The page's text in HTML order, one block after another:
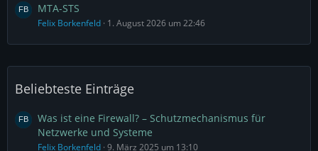
MTA-STS
Felix Borkenfeld 1. August 2026 um 22:46
Beliebteste Einträge
Was ist eine Firewall? – Schutzmechanismus für
Netzwerke und Systeme
Felix Borkenfeld 9. März 2025 um 13:10